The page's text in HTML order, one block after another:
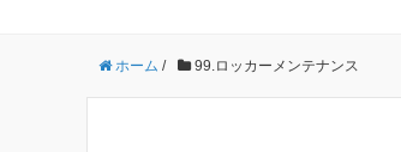
ホーム / 99.ロッカーメンテナンス